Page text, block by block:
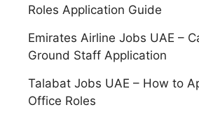
Roles Application Guide
Emirates Airline Jobs UAE –
Ground Staff Application
Talabat Jobs UAE – How to
Office Roles